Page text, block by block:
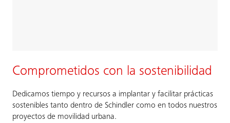
Comprometidos con la sostenibilidad
Dedicamos tiempo y recursos a implantar y facilitar prácticas
sostenibles tanto dentro de Schindler como en todos nuestros
proyectos de movilidad urbana.